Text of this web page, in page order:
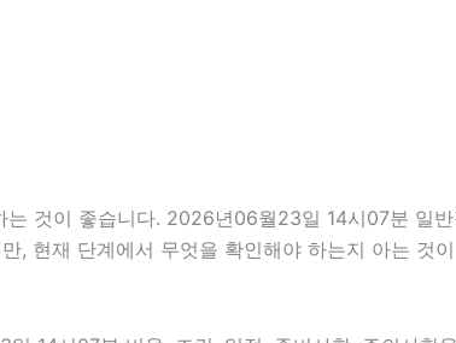
것이 좋습니다. 2026년06월23일 14시07분 일
, 현재 단계에서 무엇을 확인해야 하는지 아는 것